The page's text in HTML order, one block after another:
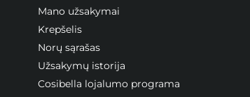
Mano užsakymai
Krepšelis
Norų sąrašas
Užsakymų istorija
Cosibella lojalumo programa